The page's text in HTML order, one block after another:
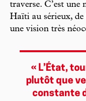
traverse. C’est une
Haïti au sérieux, de
une vision très
« L’État,
plutôt que
constante